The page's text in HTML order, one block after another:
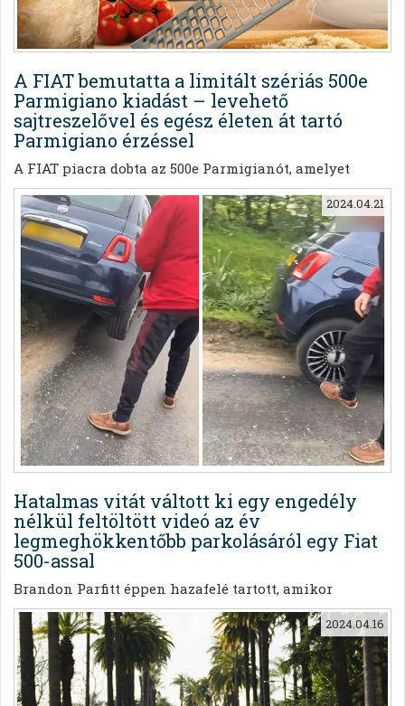
A FIAT bemutatta a limitált szériás 500e
Parmigiano kiadást – levehető
sajtreszelővel és egész életen át tartó
Parmigiano érzéssel
A FIAT piacra dobta az 500e Parmigianót, amelyet
kifejezetten az Egyesült Királyság vásárlói számára
fejlesztettek ki.
Hatalmas vitát váltott ki egy engedély
nélkül feltöltött videó az év
legmeghökkentőbb parkolásáról egy Fiat
500-assal
2024.04.21
Brandon Parfitt éppen hazafelé tartott, amikor
észrevett egy Fiat 500-ast, amely egy füves szegélyen
parkolt, az egyik hátsó kereke pedig a levegőben
lógott, miközben a járműben ketten is ültek.
2024.04.16